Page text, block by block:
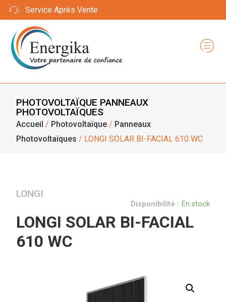
Service Après Vente
PHOTOVOLTAÏQUE PANNEAUX
PHOTOVOLTAÏQUES
Accueil / Photovoltaïque / Panneaux
Photovoltaïques / LONGI SOLAR BI-FACIAL 610 WC
LONGI
Disponibilité : En stock
LONGI SOLAR BI-FACIAL
610 WC